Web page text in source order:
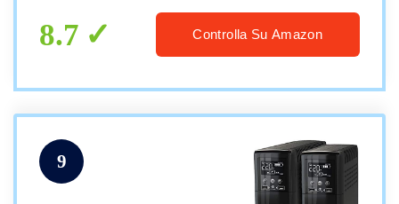
8.7 Controlla Su Amazon
9